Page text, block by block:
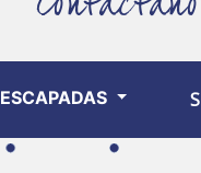
ESCAPADAS